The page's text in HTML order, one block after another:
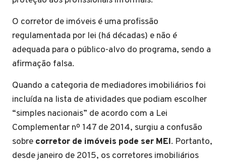
O corretor de imóveis é uma profissão
regulamentada por lei (há décadas) e não é
adequada para o público-alvo do programa, sendo a
afirmação falsa.
Quando a categoria de mediadores imobiliários foi
incluída na lista de atividades que podiam escolher
“simples nacionais” de acordo com a Lei
Complementar nº 147 de 2014, surgiu a confusão
sobre corretor de imóveis pode ser MEI. Portanto,
desde janeiro de 2015, os corretores imobiliários